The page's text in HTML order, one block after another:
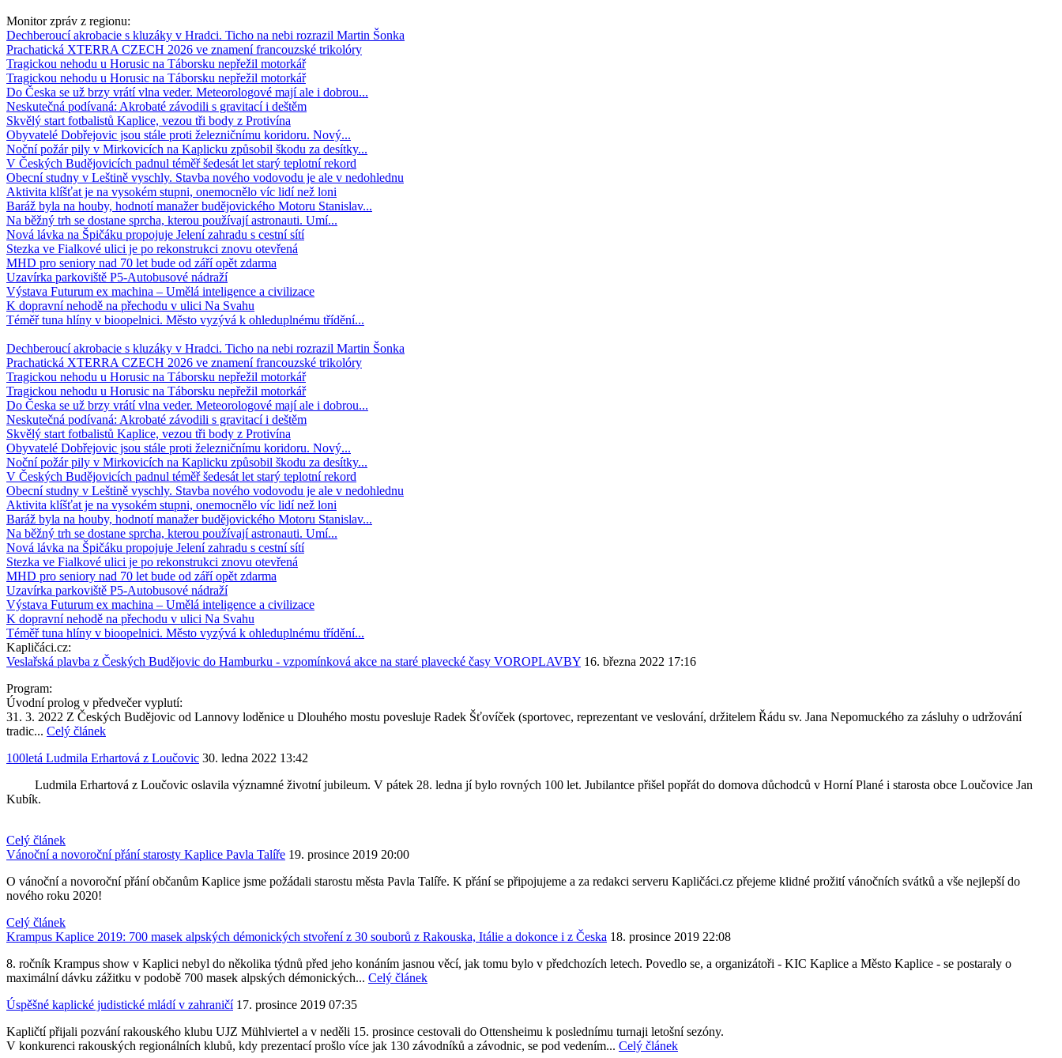
Monitor zpráv z regionu:
Dechberoucí akrobacie s kluzáky v Hradci. Ticho na nebi rozrazil Martin Šonka
Prachatická XTERRA CZECH 2026 ve znamení francouzské trikolóry
Tragickou nehodu u Horusic na Táborsku nepřežil motorkář
Tragickou nehodu u Horusic na Táborsku nepřežil motorkář
Do Česka se už brzy vrátí vlna veder. Meteorologové mají ale i dobrou...
Neskutečná podívaná: Akrobaté závodili s gravitací i deštěm
Skvělý start fotbalistů Kaplice, vezou tři body z Protivína
Obyvatelé Dobřejovic jsou stále proti železničnímu koridoru. Nový...
Noční požár pily v Mirkovicích na Kaplicku způsobil škodu za desítky...
V Českých Budějovicích padnul téměř šedesát let starý teplotní rekord
Obecní studny v Leštině vyschly. Stavba nového vodovodu je ale v nedohlednu
Aktivita klíšťat je na vysokém stupni, onemocnělo víc lidí než loni
Baráž byla na houby, hodnotí manažer budějovického Motoru Stanislav...
Na běžný trh se dostane sprcha, kterou používají astronauti. Umí...
Nová lávka na Špičáku propojuje Jelení zahradu s cestní sítí
Stezka ve Fialkové ulici je po rekonstrukci znovu otevřená
MHD pro seniory nad 70 let bude od září opět zdarma
Uzavírka parkoviště P5-Autobusové nádraží
Výstava Futurum ex machina – Umělá inteligence a civilizace
K dopravní nehodě na přechodu v ulici Na Svahu
Téměř tuna hlíny v bioopelnici. Město vyzývá k ohleduplnému třídění...
Dechberoucí akrobacie s kluzáky v Hradci. Ticho na nebi rozrazil Martin Šonka
Prachatická XTERRA CZECH 2026 ve znamení francouzské trikolóry
Tragickou nehodu u Horusic na Táborsku nepřežil motorkář
Tragickou nehodu u Horusic na Táborsku nepřežil motorkář
Do Česka se už brzy vrátí vlna veder. Meteorologové mají ale i dobrou...
Neskutečná podívaná: Akrobaté závodili s gravitací i deštěm
Skvělý start fotbalistů Kaplice, vezou tři body z Protivína
Obyvatelé Dobřejovic jsou stále proti železničnímu koridoru. Nový...
Noční požár pily v Mirkovicích na Kaplicku způsobil škodu za desítky...
V Českých Budějovicích padnul téměř šedesát let starý teplotní rekord
Obecní studny v Leštině vyschly. Stavba nového vodovodu je ale v nedohlednu
Aktivita klíšťat je na vysokém stupni, onemocnělo víc lidí než loni
Baráž byla na houby, hodnotí manažer budějovického Motoru Stanislav...
Na běžný trh se dostane sprcha, kterou používají astronauti. Umí...
Nová lávka na Špičáku propojuje Jelení zahradu s cestní sítí
Stezka ve Fialkové ulici je po rekonstrukci znovu otevřená
MHD pro seniory nad 70 let bude od září opět zdarma
Uzavírka parkoviště P5-Autobusové nádraží
Výstava Futurum ex machina – Umělá inteligence a civilizace
K dopravní nehodě na přechodu v ulici Na Svahu
Téměř tuna hlíny v bioopelnici. Město vyzývá k ohleduplnému třídění...
Kapličáci.cz:
Veslařská plavba z Českých Budějovic do Hamburku - vzpomínková akce na staré plavecké časy VOROPLAVBY 16. března 2022 17:16
Program:
Úvodní prolog v předvečer vyplutí:
31. 3. 2022 Z Českých Budějovic od Lannovy loděnice u Dlouhého mostu povesluje Radek Šťovíček (sportovec, reprezentant ve veslování, držitelem Řádu sv. Jana Nepomuckého za zásluhy o udržování
tradic... Celý článek
100letá Ludmila Erhartová z Loučovic 30. ledna 2022 13:42
Ludmila Erhartová z Loučovic oslavila významné životní jubileum. V pátek 28. ledna jí bylo rovných 100 let. Jubilantce přišel popřát do domova důchodců v Horní Plané i starosta obce Loučovice Jan
Kubík.
Celý článek
Vánoční a novoroční přání starosty Kaplice Pavla Talíře 19. prosince 2019 20:00
O vánoční a novoroční přání občanům Kaplice jsme požádali starostu města Pavla Talíře. K přání se připojujeme a za redakci serveru Kapličáci.cz přejeme klidné prožití vánočních svátků a vše nejlepší do
nového roku 2020!
Celý článek
Krampus Kaplice 2019: 700 masek alpských démonických stvoření z 30 souborů z Rakouska, Itálie a dokonce i z Česka 18. prosince 2019 22:08
8. ročník Krampus show v Kaplici nebyl do několika týdnů před jeho konáním jasnou věcí, jak tomu bylo v předchozích letech. Povedlo se, a organizátoři - KIC Kaplice a Město Kaplice - se postaraly o
maximální dávku zážitku v podobě 700 masek alpských démonických... Celý článek
Úspěšné kaplické judistické mládí v zahraničí 17. prosince 2019 07:35
Kapličtí přijali pozvání rakouského klubu UJZ Mühlviertel a v neděli 15. prosince cestovali do Ottensheimu k poslednímu turnaji letošní sezóny.
V konkurenci rakouských regionálních klubů, kdy prezentací prošlo více jak 130 závodníků a závodnic, se pod vedením... Celý článek